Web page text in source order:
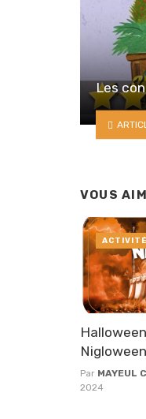
Les
VOUS
Par MAYEUL
2024